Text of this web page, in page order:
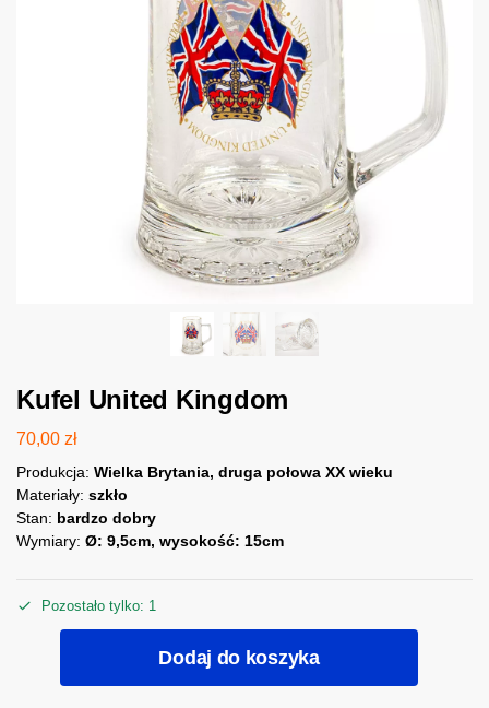
Kufel United Kingdom
70,00 zł
Produkcja: Wielka Brytania, druga połowa XX wieku
Materiały: szkło
Stan: bardzo dobry
Wymiary: Ø: 9,5cm, wysokość: 15cm
Pozostało tylko: 1
Dodaj do koszyka